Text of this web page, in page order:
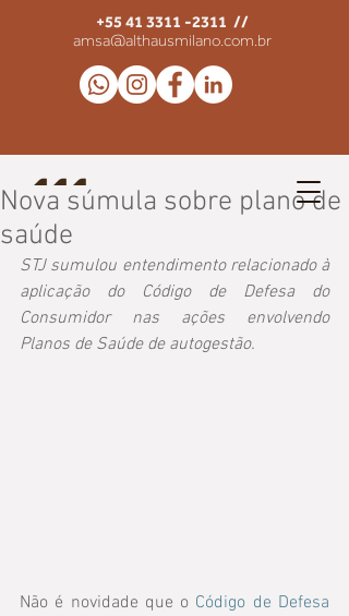
+55 41 3311 -2311 //
amsa@althausmilano.com.br
Nova súmula sobre plano de
saúde
STJ sumulou entendimento relacionado à
aplicação do Código de Defesa do
Consumidor nas ações envolvendo
Planos de Saúde de autogestão.
Não é novidade que o Código de Defesa